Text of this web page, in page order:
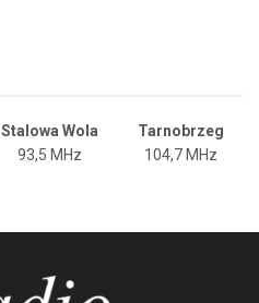
Stalowa Wola
Tarnobrzeg
93,5 MHz 104,7 MHz